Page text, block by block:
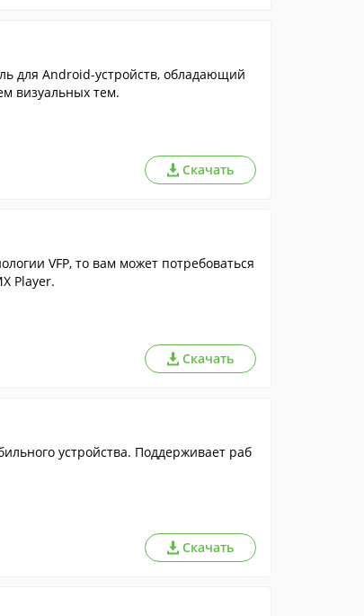
для Android-устройств, обладающий
визуальных тем.
Скачать
VFP, то вам может потребоваться
Player.
Скачать
устройства. Поддерживает раб
Скачать